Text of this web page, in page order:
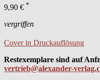
9,90 € *
vergriffen
Cover in Druckauflösung
Restexemplare sind auf
vertrieb@alexander-